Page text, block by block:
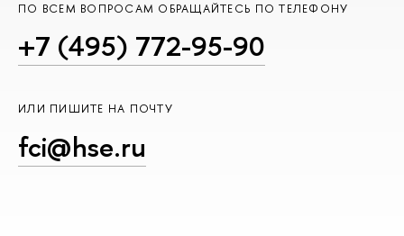
ПО ВСЕМ ВОПРОСАМ ОБРАЩАЙТЕСЬ ПО ТЕЛЕФОНУ
+7 (495) 772-95-90
ИЛИ ПИШИТЕ НА ПОЧТУ
fci@hse.ru